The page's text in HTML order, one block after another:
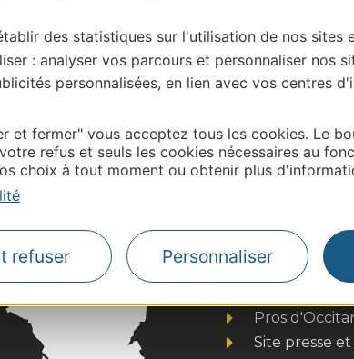
des statistiques sur l'utilisation de nos sites
: analyser vos parcours et personnaliser nos
personnalisées, en lien avec vos centres
et fermer" vous acceptez tous les cookies. Le
refus et seuls les cookies nécessaires au
choix à tout moment ou obtenir plus
refuser Personnaliser
Leaflet| Map data ©OpenStreetMap
de cette activité?
OT ARCHIPEL DE THAU
Thermalisme
Pros
Site presse